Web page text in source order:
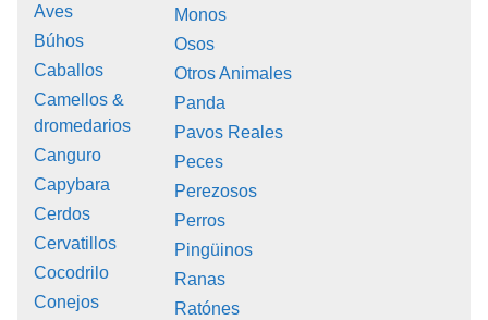
Aves
Búhos
Caballos
Camellos &
dromedarios
Canguro
Capybara
Cerdos
Cervatillos
Cocodrilo
Conejos
Monos
Osos
Otros Animales
Panda
Pavos Reales
Peces
Perezosos
Perros
Pingüinos
Ranas
Ratónes